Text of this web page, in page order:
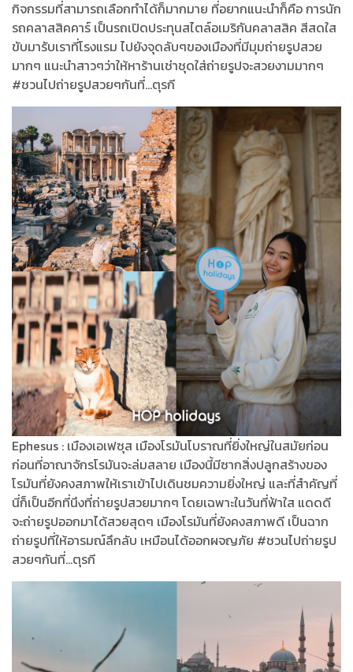
กิจกรรมที่สามารถเลือกทำได้ก็มากมาย ที่อยากแนะนำก็คือ การนัก
รถคลาสสิคคาร์ เป็นรถเปิดประทุนสไตล์อเมริกันคลาสสิค สีสดใส
ขับมารับเราที่โรงแรม ไปยังจุดลับๆของเมืองที่มีมุมถ่ายรูปสวย
มากๆ แนะนำสาวๆว่าให้หาร้านเช่าชุดใส่ถ่ายรูปจะสวยงามมากๆ
#ชวนไปถ่ายรูปสวยๆกันที่...ตุรกี
Ephesus : เมืองเอเฟซุส เมืองโรมันโบราณที่ยิ่งใหญ่ในสมัยก่อน
ก่อนที่อาณาจักรโรมันจะล่มสลาย เมืองนี้มีซากสิ่งปลูกสร้างของ
โรมันที่ยังคงสภาพให้เราเข้าไปเดินชมความยิ่งใหญ่ และที่สำคัญที่
นี่ก็เป็นอีกที่นึงที่ถ่ายรูปสวยมากๆ โดยเฉพาะในวันที่ฟ้าใส แดดดี
จะถ่ายรูปออกมาได้สวยสุดๆ เมืองโรมันที่ยังคงสภาพดี เป็นฉาก
ถ่ายรูปที่ให้อารมณ์ลึกลับ เหมือนได้ออกผจญภัย #ชวนไปถ่ายรูป
สวยๆกันที่...ตุรกี